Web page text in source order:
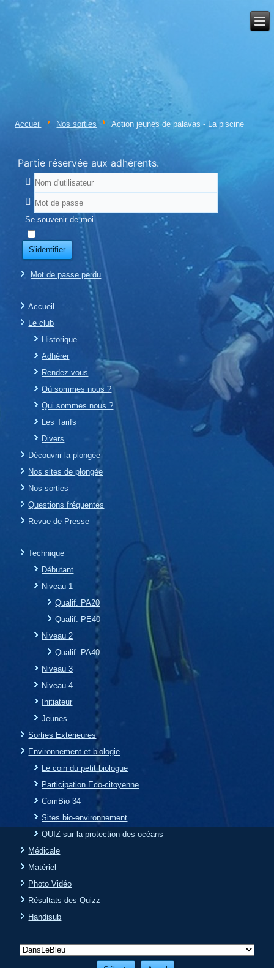
Accueil Nos sorties Action jeunes de palavas - La piscine
Partie réservée aux adhérents.
Se souvenir de moi
S'identifier
Mot de passe perdu
Accueil
Le club
Historique
Adhérer
Rendez-vous
Où sommes nous ?
Qui sommes nous ?
Les Tarifs
Divers
Découvrir la plongée
Nos sites de plongée
Nos sorties
Questions fréquentes
Revue de Presse
Technique
Débutant
Niveau 1
Qualif. PA20
Qualif. PE40
Niveau 2
Qualif. PA40
Niveau 3
Niveau 4
Initiateur
Jeunes
Sorties Extérieures
Environnement et biologie
Le coin du petit biologue
Participation Eco-citoyenne
ComBio 34
Sites bio-environnement
QUIZ sur la protection des océans
Médicale
Matériel
Photo Vidéo
Résultats des Quizz
Handisub